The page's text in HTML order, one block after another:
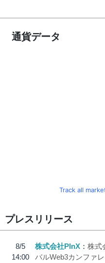
通貨データ
Track all
プレスリリース
8/5
14:00
株式会社PlnX
株式
バルWeb3カンファ